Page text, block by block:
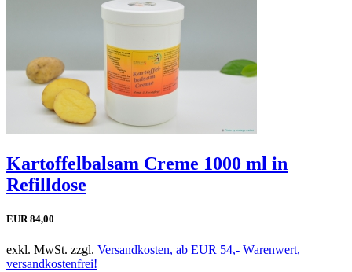
Kartoffelbalsam Creme 1000 ml in
Refilldose
EUR 84,00
exkl. MwSt. zzgl. Versandkosten, ab EUR 54,- Warenwert,
versandkostenfrei!